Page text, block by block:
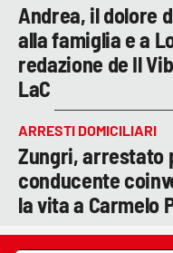
Andrea, il dolore
alla famiglia e a
redazione de Il
LaC
ARRESTI DOMICILIARI
Zungri, arrestato
conducente
la vita a Carmelo